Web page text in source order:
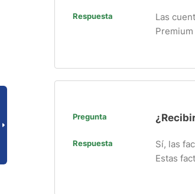
Respuesta
Las
Pregunta
Respuesta
Sí, las
Estas